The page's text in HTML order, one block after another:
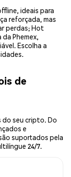
ideais para
reforçada, mas
perdas; Hot
Phemex,
Escolha a
de
do seu cripto. Do
e
suportados pela
24/7.